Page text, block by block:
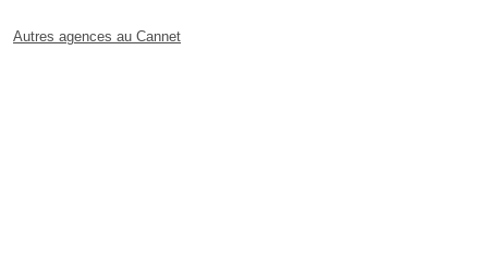
Autres agences au Cannet